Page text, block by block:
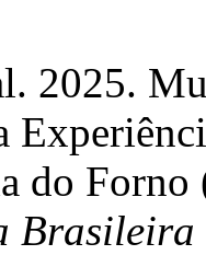
2025.
do
Brasileira